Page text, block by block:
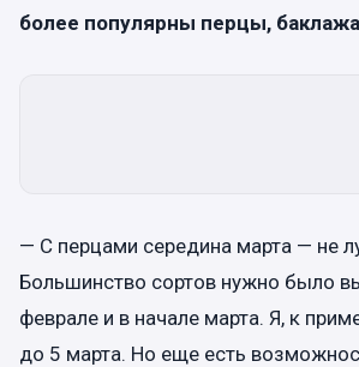
более популярны перцы,
— С перцами середина марта — не
Большинство сортов нужно было
феврале и в начале марта. Я, к
до 5 марта. Но еще есть